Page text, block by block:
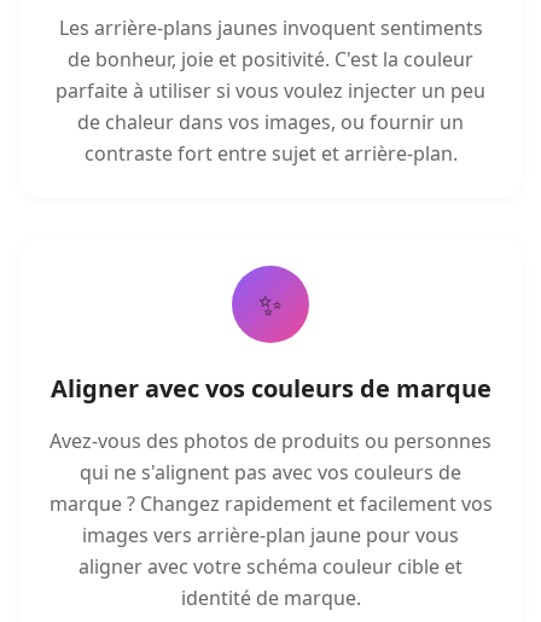
Les arrière-plans jaunes invoquent sentiments
de bonheur, joie et positivité. C'est la couleur
parfaite à utiliser si vous voulez injecter un peu
de chaleur dans vos images, ou fournir un
contraste fort entre sujet et arrière-plan.
✨
Aligner avec vos couleurs de marque
Avez-vous des photos de produits ou personnes
qui ne s'alignent pas avec vos couleurs de
marque ? Changez rapidement et facilement vos
images vers arrière-plan jaune pour vous
aligner avec votre schéma couleur cible et
identité de marque.